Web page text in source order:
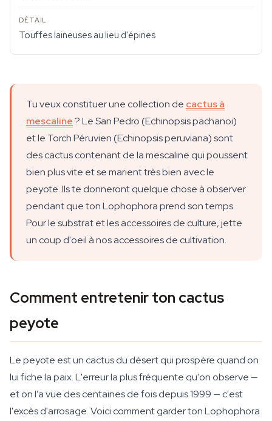
Touffes laineuses au lieu d'épines
Tu veux constituer une collection de cactus à
mescaline? Le San Pedro (Echinopsis pachanoi)
et le Torch Péruvien (Echinopsis peruviana) sont
des cactus contenant de la mescaline qui poussent
bien plus vite et se marient très bien avec le
peyote. Ils te donneront quelque chose à observer
pendant que ton Lophophora prend son temps.
Pour le substrat et les accessoires de culture, jette
un coup d'oeil à nos accessoires de cultivation.
Comment entretenir ton cactus
peyote
Le peyote est un cactus du désert qui prospère quand on
lui fiche la paix. L'erreur la plus fréquente qu'on observe —
et on l'a vue des centaines de fois depuis 1999 — c'est
l'excès d'arrosage. Voici comment garder ton Lophophora